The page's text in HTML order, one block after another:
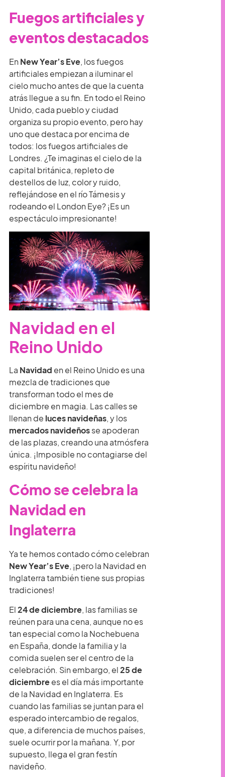
Fuegos artificiales y
eventos destacados
En New Year’s Eve, los fuegos
artificiales empiezan a iluminar el
cielo mucho antes de que la cuenta
atrás llegue a su fin. En todo el Reino
Unido, cada pueblo y ciudad
organiza su propio evento, pero hay
uno que destaca por encima de
todos: los fuegos artificiales de
Londres. ¿Te imaginas el cielo de la
capital británica, repleto de
destellos de luz, color y ruido,
reflejándose en el río Támesis y
rodeando el London Eye? ¡Es un
espectáculo impresionante!
Navidad en el
Reino Unido
La Navidad en el Reino Unido es una
mezcla de tradiciones que
transforman todo el mes de
diciembre en magia. Las calles se
llenan de luces navideñas, y los
mercados navideñosse apoderan
de las plazas, creando una atmósfera
única. ¡Imposible no contagiarse del
espíritu navideño!
Cómo se celebra la
Navidad en
Inglaterra
Ya te hemos contado cómo celebran
New Year’s Eve, ¡pero la Navidad en
Inglaterra también tiene sus propias
tradiciones!
El24 de diciembre, las familias se
reúnen para una cena, aunque no es
tan especial como la Nochebuena
en España, donde la familia y la
comida suelen ser el centro de la
celebración. Sin embargo, el25 de
diciembrees el día más importante
de la Navidad en Inglaterra. Es
cuando las familias se juntan para el
esperado intercambio de regalos,
que, a diferencia de muchos países,
suele ocurrir por la mañana. Y, por
supuesto, llega el gran festín
navideño.